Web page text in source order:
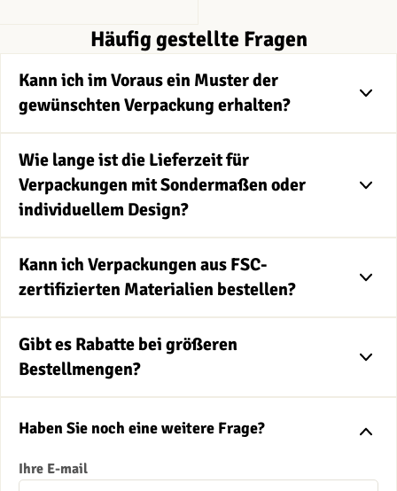
Häufig gestellte Fragen
Kann ich im Voraus ein Muster der
gewünschten Verpackung erhalten?
Wie lange ist die Lieferzeit für
Verpackungen mit Sondermaßen oder
individuellem Design?
Kann ich Verpackungen aus FSC-
zertifizierten Materialien bestellen?
Gibt es Rabatte bei größeren
Bestellmengen?
Haben Sie noch eine weitere Frage?
Ihre E-mail